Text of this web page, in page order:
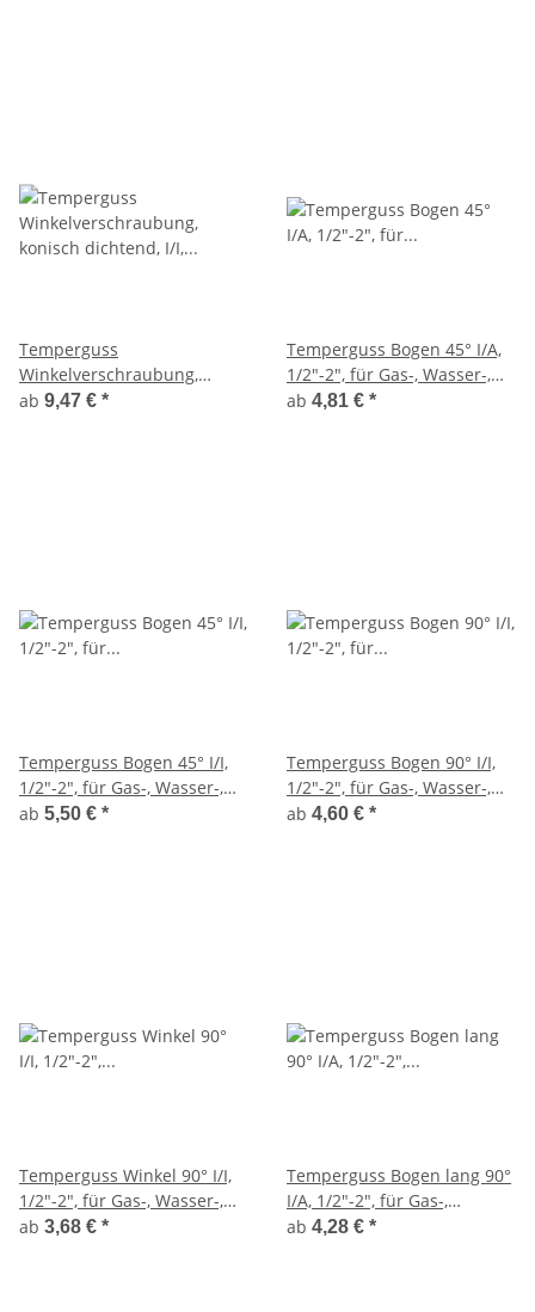
Temperguss
Winkelverschraubung,
konisch dichtend, I/I, 1/2"-2",
ab 9,47 € *
Temperguss Bogen 45° I/A,
1/2"-2", für Gas-, Wasser-,
Heizungsinstallation, Nr. 40
ab 4,81 € *
Temperguss Bogen 45° I/I,
1/2"-2", für Gas-, Wasser-,
Heizungsinstallation, Nr. 41
ab 5,50 € *
Temperguss Bogen 90° I/I,
1/2"-2", für Gas-, Wasser-,
Heizungsinstallation, Nr. 2
ab 4,60 € *
Temperguss Winkel 90° I/I,
1/2"-2", für Gas-, Wasser-,
Heizungsinstallation, Nr. 90
ab 3,68 € *
Temperguss Bogen lang 90°
I/A, 1/2"-2", für Gas-,
Wasser-,
ab 4,28 € *